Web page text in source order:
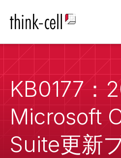
KB0177：
Microsoft
Suite更新